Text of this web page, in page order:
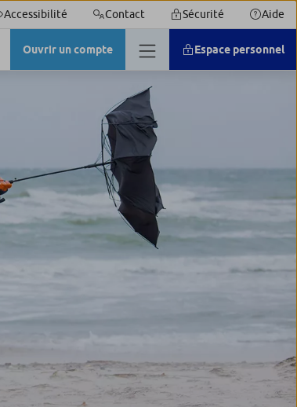
Accessibilité Contact Sécurité Aide
Ouvrir un compte Espace personnel